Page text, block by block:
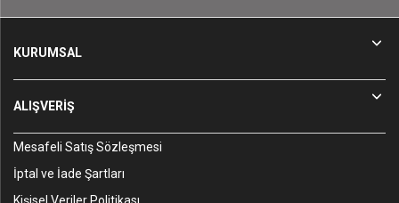
KURUMSAL
ALIŞVERİŞ
Mesafeli Satış Sözleşmesi
İptal ve İade Şartları
Kişisel Veriler Politikası